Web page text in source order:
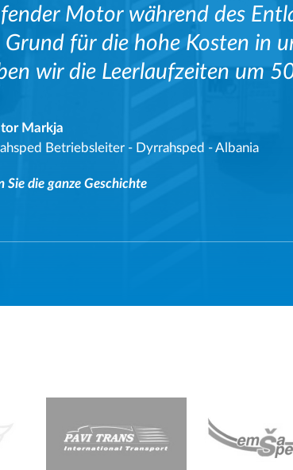
Motor während des
Grund für die hohe Kosten in
wir die Leerlaufzeiten um
Markja
Betriebsleiter - Dyrrahsped - Albania
Sie die ganze Geschichte